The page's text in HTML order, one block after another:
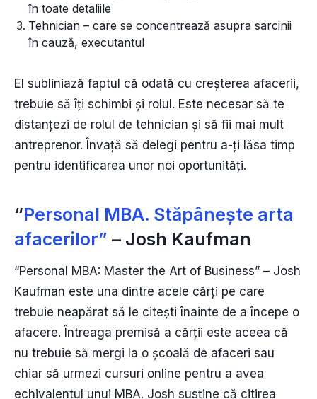
în toate detaliile
Tehnician – care se concentrează asupra sarcinii
în cauză, executantul
El subliniază faptul că odată cu creșterea afacerii,
trebuie să îți schimbi și rolul. Este necesar să te
distanțezi de rolul de tehnician și să fii mai mult
antreprenor. Învață să delegi pentru a-ți lăsa timp
pentru identificarea unor noi oportunități.
“Personal MBA. Stăpânește arta
afacerilor” – Josh Kaufman
“Personal MBA: Master the Art of Business” – Josh
Kaufman este una dintre acele cărți pe care
trebuie neapărat să le citești înainte de a începe o
afacere. Întreaga premisă a cărții este aceea că
nu trebuie să mergi la o școală de afaceri sau
chiar să urmezi cursuri online pentru a avea
echivalentul unui MBA. Josh susține că citirea